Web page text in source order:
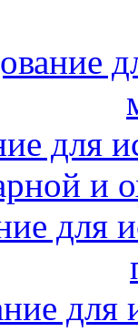
для
и
для
для